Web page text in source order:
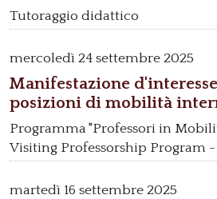
Tutoraggio didattico
mercoledì 24 settembre 2025
Manifestazione
posizioni di mobilità
Programma "Professori in
Visiting Professorship Program -
martedì 16 settembre 2025